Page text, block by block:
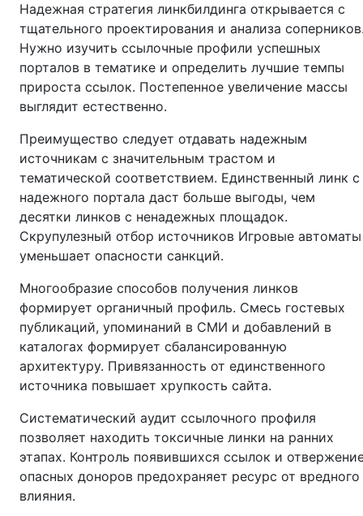
Надежная стратегия линкбилдинга открывается с
тщательного проектирования и анализа
Нужно изучить ссылочные профили успешных
порталов в тематике и определить лучшие темпы
прироста ссылок. Постепенное увеличение массы
выглядит естественно.
Преимущество следует отдавать надежным
источникам с значительным трастом и
тематической соответствием. Единственный линк с
надежного портала даст больше выгоды, чем
десятки линков с ненадежных площадок.
Скрупулезный отбор источников Игровые автоматы
уменьшает опасности санкций.
Многообразие способов получения линков
формирует органичный профиль. Смесь гостевых
публикаций, упоминаний в СМИ и добавлений в
каталогах формирует сбалансированную
архитектуру. Привязанность от единственного
источника повышает хрупкость сайта.
Систематический аудит ссылочного профиля
позволяет находить токсичные линки на ранних
этапах. Контроль появившихся ссылок и
опасных доноров предохраняет ресурс от вредного
влияния.